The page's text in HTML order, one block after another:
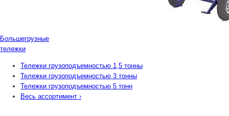
Большегрузные
тележки
Тележки грузоподъемностью 1,5 тонны
Тележки грузоподъемностью 3 тонны
Тележки грузоподъемностью 5 тонн
Весь ассортимент ›